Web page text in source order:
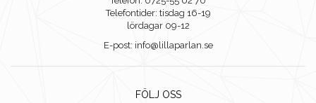
Telefontider: tisdag 16-19
lördagar 09-12
E-post: info@lillaparlan.se
FÖLJ OSS